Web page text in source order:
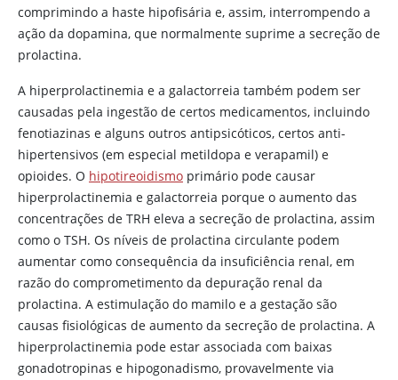
comprimindo a haste hipofisária e, assim, interrompendo a
ação da dopamina, que normalmente suprime a secreção de
prolactina.
A hiperprolactinemia e a galactorreia também podem ser
causadas pela ingestão de certos medicamentos, incluindo
fenotiazinas e alguns outros antipsicóticos, certos anti-
hipertensivos (em especial metildopa e verapamil) e
opioides. O hipotireoidismo primário pode causar
hiperprolactinemia e galactorreia porque o aumento das
concentrações de TRH eleva a secreção de prolactina, assim
como o TSH. Os níveis de prolactina circulante podem
aumentar como consequência da insuficiência renal, em
razão do comprometimento da depuração renal da
prolactina. A estimulação do mamilo e a gestação são
causas fisiológicas de aumento da secreção de prolactina. A
hiperprolactinemia pode estar associada com baixas
gonadotropinas e hipogonadismo, provavelmente via